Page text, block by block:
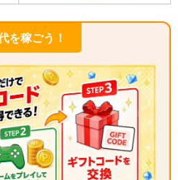
を稼ごう！